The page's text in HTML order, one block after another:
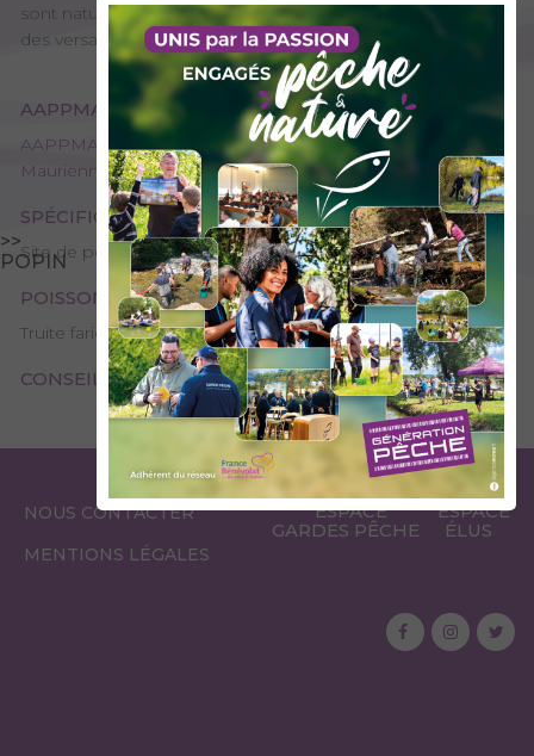
>>
POPIN
sont naturellement très chargées à cause de la géologie
des versants (schistes).
AAPPMA GESTIONNAIRE
AAPPMA de Saint-Jean-De-Maurienne - Les pêcheurs
Mauriennais
SPÉCIFICITÉS
Site de pêche - 1ère catégorie
POISSONS PRÉSENTS
Truite fario
CONSEILS DE PÊCHE
NOUS CONTACTER
MENTIONS LÉGALES
ESPACE
GARDES PÊCHE
ESPACE
ÉLUS